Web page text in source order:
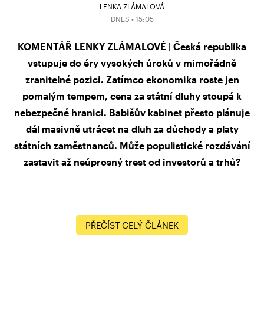
LENKA ZLÁMALOVÁ
DNES • 15:05
KOMENTÁŘ LENKY ZLÁMALOVÉ | Česká republika
vstupuje do éry vysokých úroků v mimořádně
zranitelné pozici. Zatímco ekonomika roste jen
pomalým tempem, cena za státní dluhy stoupá k
nebezpečné hranici. Babišův kabinet přesto plánuje
dál masivně utrácet na dluh za důchody a platy
státních zaměstnanců. Může populistické rozdávání
zastavit až neúprosný trest od investorů a trhů?
PŘEČÍST CELÝ ČLÁNEK